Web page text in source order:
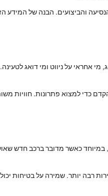
והביצועים. הבנה של
אחראי על ניווט ומי דואג
כדי למצוא פתרונות. חוויות
כאשר מדובר ברכב חדש
רבה יותר. שמירה על בטיחות